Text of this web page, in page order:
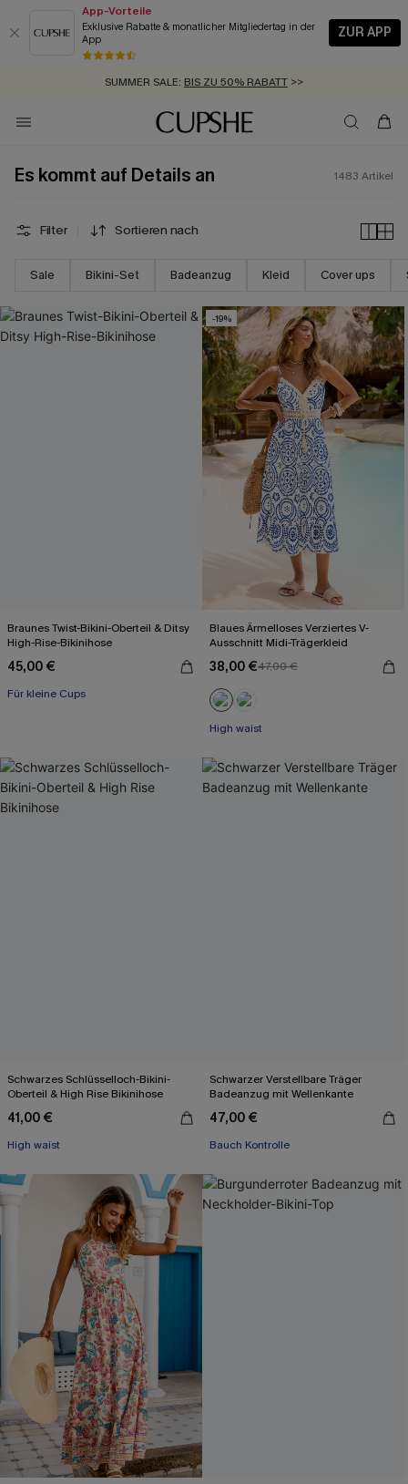
App-Vorteile
Exklusive Rabatte & monatlicher Mitgliedertag in der
App
ZUR APP
GRATIS MASSBAND MIT JEDEM SCHNELLVERSAND-ARTIKEL >>
SUMMER SALE:
ZUM NEWSLETTER:BIS ZU -20% EXTRA ERHALTEN
KOSTENLOSER VERSAND AB 89 €
Es kommt auf Details an 1483 Artikel
Filter Sortieren nach
Sale Bikini-Set Badeanzug Kleid Cover ups
Braunes Twist-Bikini-Oberteil & Ditsy
High-Rise-Bikinihose
45,00 €
Für kleine Cups
-19%
Blaues Ärmelloses Verziertes V-
Ausschnitt Midi-Trägerkleid
38,00 €47,00 €
High waist
Schwarzes Schlüsselloch-Bikini-
Oberteil & High Rise Bikinihose
41,00 €
High waist
Schwarzer Verstellbare Träger
Badeanzug mit Wellenkante
47,00 €
Bauch Kontrolle